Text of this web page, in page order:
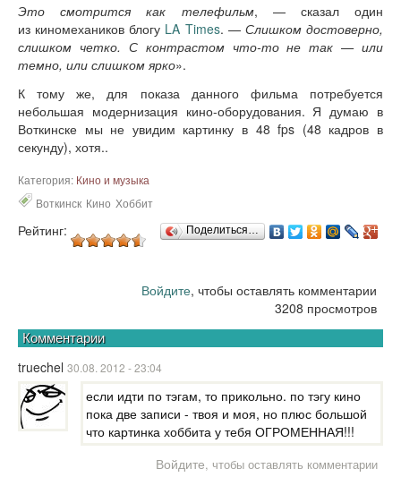
Это смотрится как телефильм, — сказал один
из киномехаников блогу LA Times. — Слишком достоверно,
слишком четко. С контрастом что-то не так — или
темно, или слишком ярко».
К тому же, для показа данного фильма потребуется
небольшая модернизация кино-оборудования. Я думаю в
Воткинске мы не увидим картинку в 48 fps (48 кадров в
секунду), хотя..
Категория: Кино и музыка
Воткинск Кино Хоббит
Рейтинг: Поделиться…
Войдите, чтобы оставлять комментарии
3208 просмотров
Комментарии
truechel 30.08. 2012 - 23:04
если идти по тэгам, то прикольно. по тэгу кино
пока две записи - твоя и моя, но плюс большой
что картинка хоббита у тебя ОГРОМЕННАЯ!!!
Войдите, чтобы оставлять комментарии